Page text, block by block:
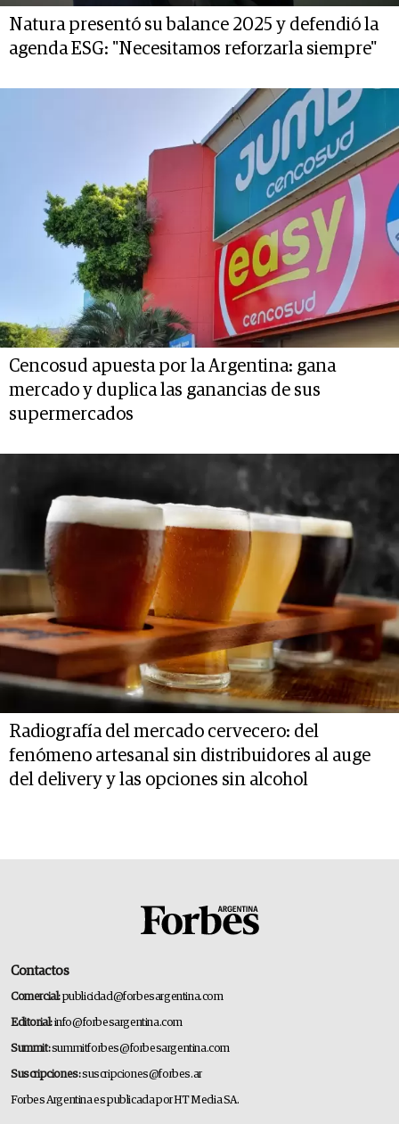
Natura presentó su balance 2025 y defendió la
agenda ESG: "Necesitamos reforzarla siempre"
Cencosud apuesta por la Argentina: gana
mercado y duplica las ganancias de sus
supermercados
Radiografía del mercado cervecero: del
fenómeno artesanal sin distribuidores al auge
del delivery y las opciones sin alcohol
Contactos
Comercial:publicidad@forbesargentina.com
Editorial:info@forbesargentina.com
Summit:summitforbes@forbesargentina.com
Suscripciones:suscripciones@forbes.ar
Forbes Argentina es publicada por HT Media SA.